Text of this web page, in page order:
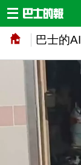
巴士的